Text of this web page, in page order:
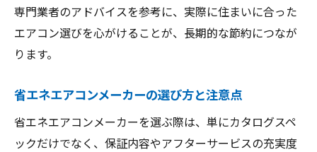
専門業者のアドバイスを参考に、実際に住まいに合った
エアコン選びを心がけることが、長期的な節約につなが
ります。
省エネエアコンメーカーの選び方と注意点
省エネエアコンメーカーを選ぶ際は、単にカタログスペ
ックだけでなく、保証内容やアフターサービスの充実度